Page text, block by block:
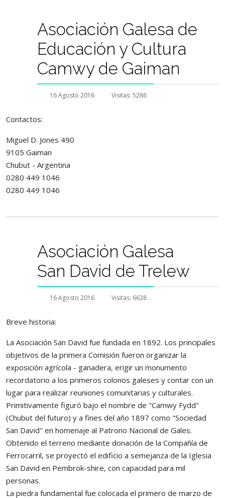
Asociación Galesa de
Educación y Cultura
Camwy de Gaiman
16 Agosto 2016 Visitas: 5286
Contactos:
Miguel D. Jones 490
9105 Gaiman
Chubut - Argentina
0280 449 1046
0280 449 1046
Asociación Galesa
San David de Trelew
16 Agosto 2016 Visitas: 6638
Breve historia:
La Asociación San David fue fundada en 1892. Los principales
objetivos de la primera Comisión fueron organizar la
exposición agrícola - ganadera, erigir un monumento
recordatorio a los primeros colonos galeses y contar con un
lugar para realizar reuniones comunitarias y culturales.
Primitivamente figuró bajo el nombre de "Camwy Fydd"
(Chubut del futuro) y a fines del año 1897 como "Sociedad
San David" en homenaje al Patrono Nacional de Gales.
Obtenido el terreno mediante donación de la Compañía de
Ferrocarril, se proyectó el edificio a semejanza de la Iglesia
San David en Pembrok-shire, con capacidad para mil
personas.
La piedra fundamental fue colocada el primero de marzo de